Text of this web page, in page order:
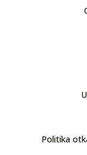
Politika